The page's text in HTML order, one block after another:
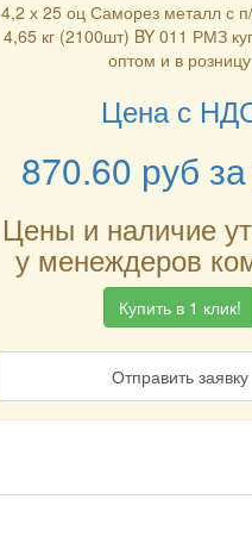
4,2 х 25 оц Саморез металл с
4,65 кг (2100шт) BY 011 РМЗ
оптом и в розницу
Цена с
870.60 руб
Цены и наличие
у менеждеров
Купить в 1 клик!
Отправить заявку